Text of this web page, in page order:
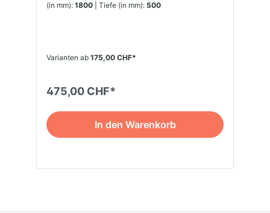
(in mm): 1800 | Tiefe (in mm): 500
Varianten ab 175,00 CHF*
475,00 CHF*
In den Warenkorb